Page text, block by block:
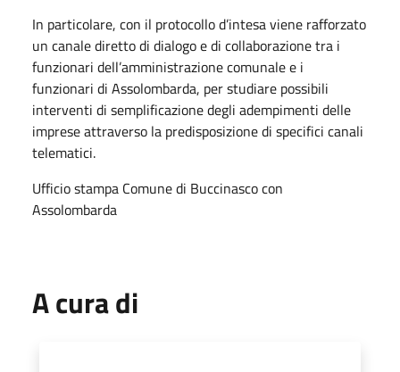
In particolare, con il protocollo d’intesa viene rafforzato
un canale diretto di dialogo e di collaborazione tra i
funzionari dell’amministrazione comunale e i
funzionari di Assolombarda, per studiare possibili
interventi di semplificazione degli adempimenti delle
imprese attraverso la predisposizione di specifici canali
telematici.
Ufficio stampa Comune di Buccinasco con
Assolombarda
A cura di